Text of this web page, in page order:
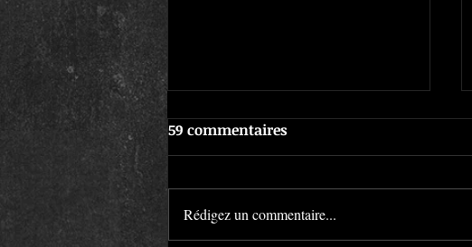
59 commentaires
Rédigez un commentaire...